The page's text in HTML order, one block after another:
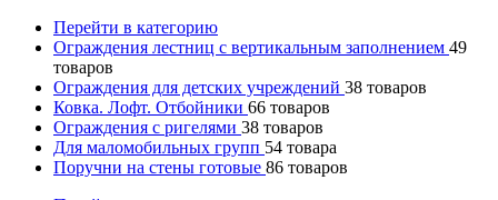
Перейти в категорию
Ограждения лестниц с вертикальным заполнением 49
товаров
Ограждения для детских учреждений 38 товаров
Ковка. Лофт. Отбойники 66 товаров
Ограждения с ригелями 38 товаров
Для маломобильных групп 54 товара
Поручни на стены готовые 86 товаров